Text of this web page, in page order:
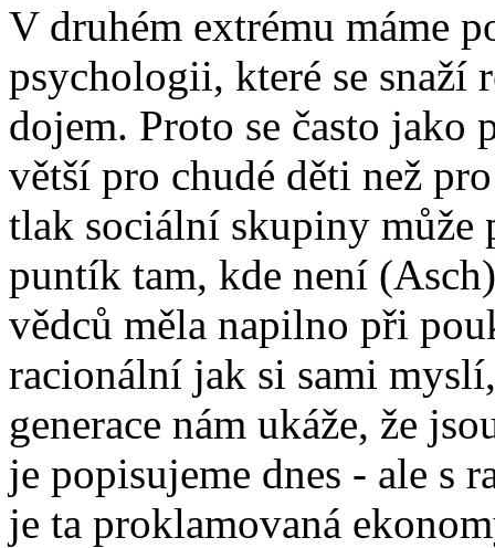
V druhém extrému máme
psychologii, které se snaží
dojem. Proto se často jako
větší pro chudé děti než
tlak sociální skupiny
puntík tam, kde není
vědců měla napilno při
racionální jak si sami
generace nám ukáže, že
je popisujeme dnes - ale s
je ta proklamovaná